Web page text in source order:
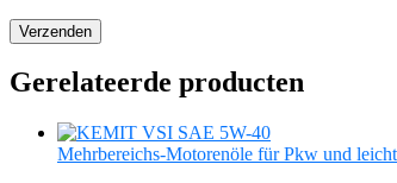
Gerelateerde producten
Mehrbereichs-Motorenöle für Pkw und